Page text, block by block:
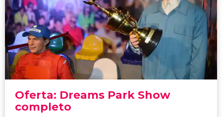
Oferta: Dreams Park Show
completo